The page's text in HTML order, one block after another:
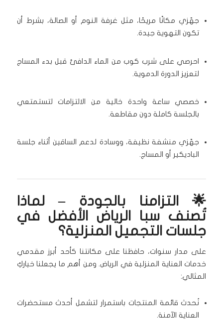
جهّزي مكانًا مريحًا، مثل غرفة النوم أو الصالة، بشرط أن
تكون التهوية جيدة.
احرصي على شرب كوب من الماء الدافئ قبل بدء المساج
لتعزيز الدورة الدموية.
خصصي ساعة واحدة خالية من الالتزامات لتستمتعي
بالجلسة كاملة دون مقاطعة.
جهّزي منشفة نظيفة، ووسادة لدعم الساقين أثناء جلسة
الباديكير أو المساج.
🌟 التزامنا بالجودة – لماذا
تُصنف سبا الرياض الأفضل في
جلسات التجميل المنزلية؟
على مدار سنوات، حافظنا على مكانتنا كأحد أبرز مقدمي
خدمات العناية المنزلية في الرياض. ومن أهم ما يجعلنا خياركِ
المثالي:
نُحدث قائمة المنتجات باستمرار لتشمل أحدث مستحضرات
العناية الآمنة.